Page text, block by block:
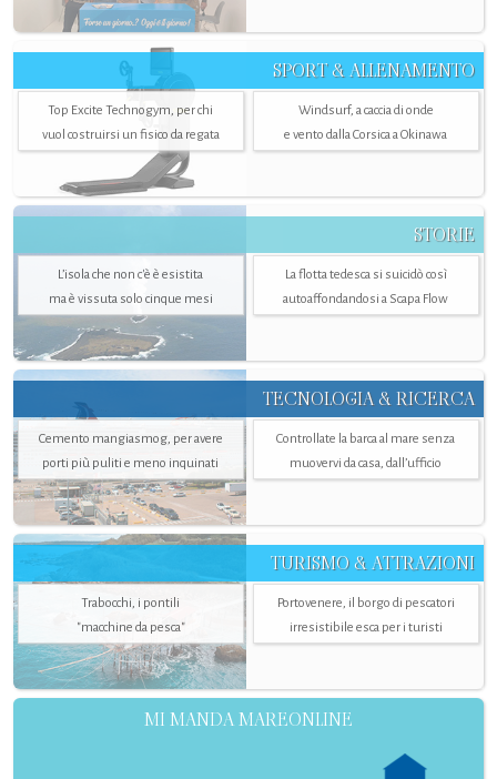
SPORT & ALLENAMENTO
Top Excite Technogym, per chi
vuol costruirsi un fisico da regata
Windsurf, a caccia di onde
e vento dalla Corsica a Okinawa
STORIE
L’isola che non c'è è esistita
ma è vissuta solo cinque mesi
La flotta tedesca si suicidò così
autoaffondandosi a Scapa Flow
TECNOLOGIA & RICERCA
Cemento mangiasmog, per avere
porti più puliti e meno inquinati
Controllate la barca al mare senza
muovervi da casa, dall’ufficio
TURISMO & ATTRAZIONI
Trabocchi, i pontili
"macchine da pesca"
Portovenere, il borgo di pescatori
irresistibile esca per i turisti
MI MANDA MAREONLINE